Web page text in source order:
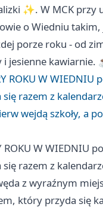
✨. W MCK przy
o Wiedniu
porze roku - od
i jesienne kawiarnie.
ROKU W WIEDNIU
razem z
wejdą szkoły, a
ROKU W WIEDNIU
razem z
z wyraźnym
który przyda się